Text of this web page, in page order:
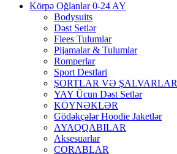
Körpə Oğlanlar 0-24 AY
Bodysuits
Dəst Setlər
Flees Tulumlar
Pijamalar & Tulumlar
Romperlar
Sport Destlari
ŞORTLAR VƏ ŞALVARLAR
YAY Ücun Dəst Setlər
KÖYNƏKLƏR
Gödəkçələr Hoodie Jaketlər
AYAQQABILAR
Aksesuarlar
CORABLAR